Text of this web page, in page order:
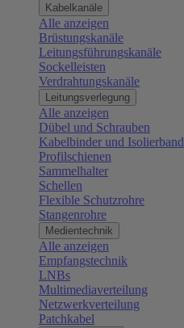
Kabelkanäle
Alle anzeigen
Brüstungskanäle
Leitungsführungskanäle
Sockelleisten
Verdrahtungskanäle
Leitungsverlegung
Alle anzeigen
Dübel und Schrauben
Kabelbinder und Isolierband
Profilschienen
Sammelhalter
Schellen
Flexible Schutzrohre
Stangenrohre
Medientechnik
Alle anzeigen
Empfangstechnik
LNBs
Multimediaverteilung
Netzwerkverteilung
Patchkabel